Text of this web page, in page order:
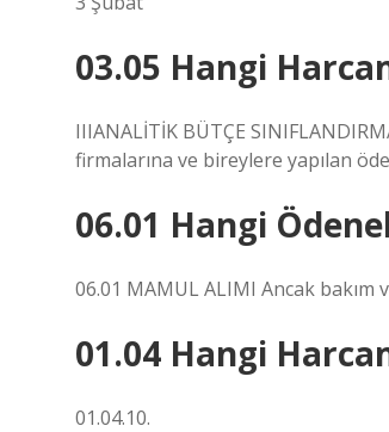
03.05 Hangi
IIIANALİTİK BÜTÇE
firmalarına ve bireylere yapılan
06.01 Hangi
06.01 MAMUL ALIMI Ancak bakım
01.04 Hangi
01.04.10.